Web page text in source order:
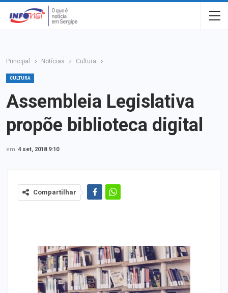
Principal Notícias Cultura
CULTURA
Assembleia Legislativa
propõe biblioteca digital
em 4 set, 2018 9:10
Compartilhar